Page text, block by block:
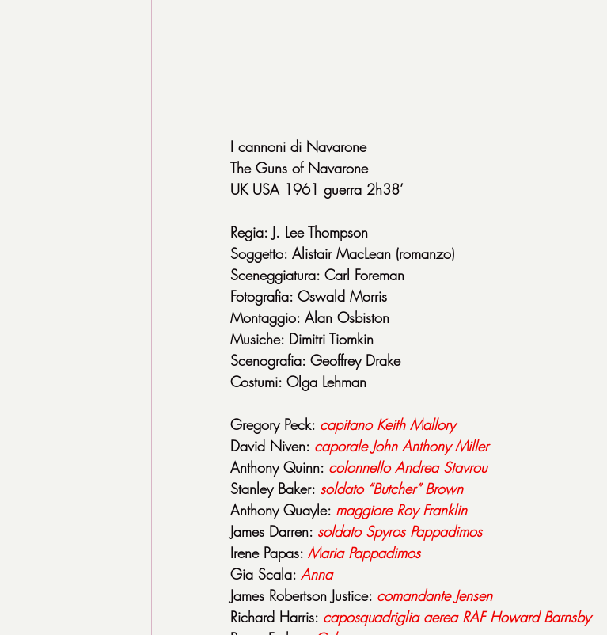
I cannoni di Navarone
The Guns of Navarone
UK USA 1961 guerra 2h38’
Regia: J. Lee Thompson
Soggetto: Alistair MacLean (romanzo)
Sceneggiatura: Carl Foreman
Fotografia: Oswald Morris
Montaggio: Alan Osbiston
Musiche: Dimitri Tiomkin
Scenografia: Geoffrey Drake
Costumi: Olga Lehman
Gregory Peck: capitano Keith Mallory
David Niven: caporale John Anthony Miller
Anthony Quinn: colonnello Andrea Stavrou
Stanley Baker: soldato “Butcher” Brown
Anthony Quayle: maggiore Roy Franklin
James Darren: soldato Spyros Pappadimos
Irene Papas: Maria Pappadimos
Gia Scala: Anna
James Robertson Justice: comandante Jensen
Richard Harris: caposquadriglia aerea RAF Howard Barnsby